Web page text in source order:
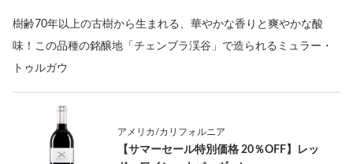
樹齢70年以上の古樹から生まれる、華やかな香りと爽やかな酸
味！この品種の銘醸地「チェンブラ渓谷」で造られるミュラー・
トゥルガウ
アメリカ/カリフォルニア
【サマーセール特別価格 20％OFF】レッ